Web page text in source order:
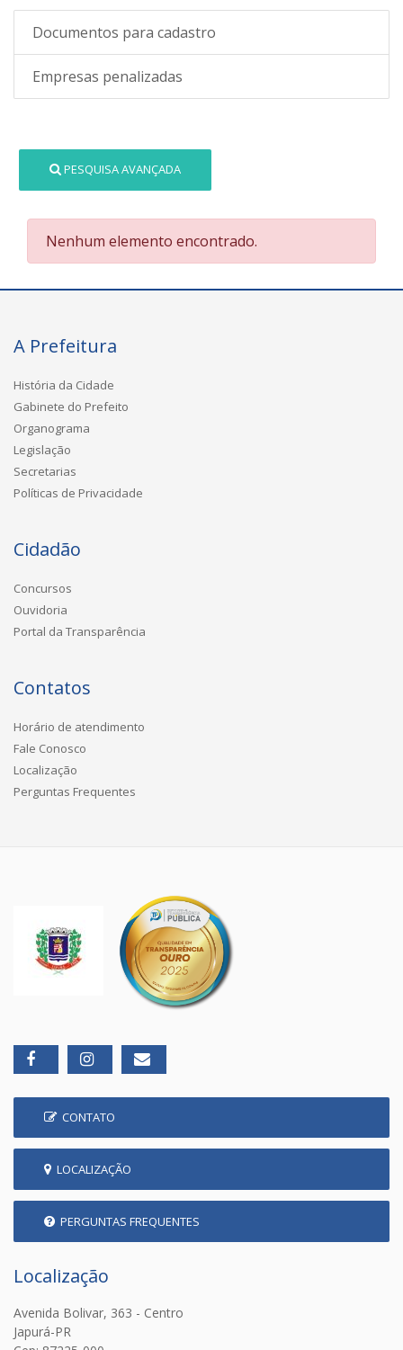
Documentos para cadastro
Empresas penalizadas
PESQUISA AVANÇADA
Nenhum elemento encontrado.
A Prefeitura
História da Cidade
Gabinete do Prefeito
Organograma
Legislação
Secretarias
Políticas de Privacidade
Cidadão
Concursos
Ouvidoria
Portal da Transparência
Contatos
Horário de atendimento
Fale Conosco
Localização
Perguntas Frequentes
CONTATO
LOCALIZAÇÃO
PERGUNTAS FREQUENTES
Localização
Avenida Bolivar, 363 - Centro
Japurá-PR